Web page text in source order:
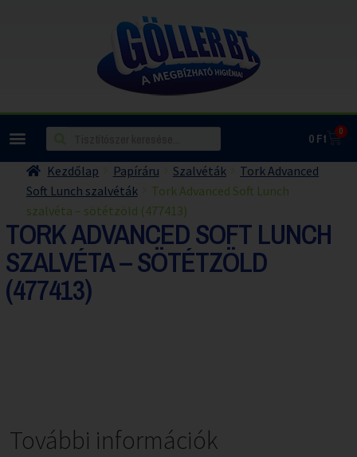
0Ft 0
Kezdőlap Papíráru Szalvéták
Tork Advanced
Soft Lunch szalvéták
Tork Advanced Soft Lunch
szalvéta – sötétzöld (477413)
TORK ADVANCED SOFT LUNCH
SZALVÉTA – SÖTÉTZÖLD
(477413)
További információk